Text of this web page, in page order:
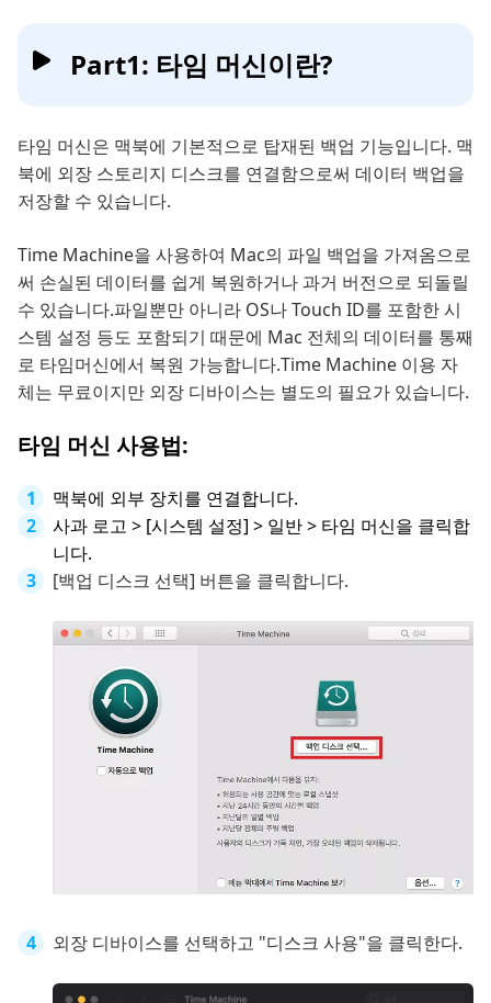
Part1: 타임 머신이란?
타임 머신은 맥북에 기본적으로 탑재된 백업 기능입니다. 맥
북에 외장 스토리지 디스크를 연결함으로써 데이터 백업을
저장할 수 있습니다.
Time Machine을 사용하여 Mac의 파일 백업을 가져옴으로
써 손실된 데이터를 쉽게 복원하거나 과거 버전으로 되돌릴
수 있습니다.파일뿐만 아니라 OS나 Touch ID를 포함한 시
스템 설정 등도 포함되기 때문에 Mac 전체의 데이터를 통째
로 타임머신에서 복원 가능합니다.Time Machine 이용 자
체는 무료이지만 외장 디바이스는 별도의 필요가 있습니다.
타임 머신 사용법:
맥북에 외부 장치를 연결합니다.
사과 로고 > [시스템 설정] > 일반 > 타임 머신을 클릭합
니다.
[백업 디스크 선택] 버튼을 클릭합니다.
외장 디바이스를 선택하고 "디스크 사용"을 클릭한다.